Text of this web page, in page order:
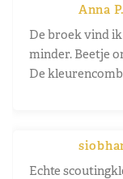
Anna P.
De broek vind
minder. Beetje
De
Echte